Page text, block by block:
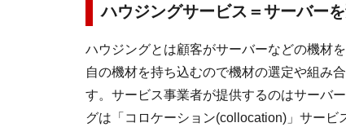
ハウジングサービス＝サーバー
ハウジングとは顧客がサーバーなどの機材
自の機材を持ち込むので機材の選定や組み
す。サービス事業者が提供するのはサーバ
グは「コロケーション(collocation)」サービ